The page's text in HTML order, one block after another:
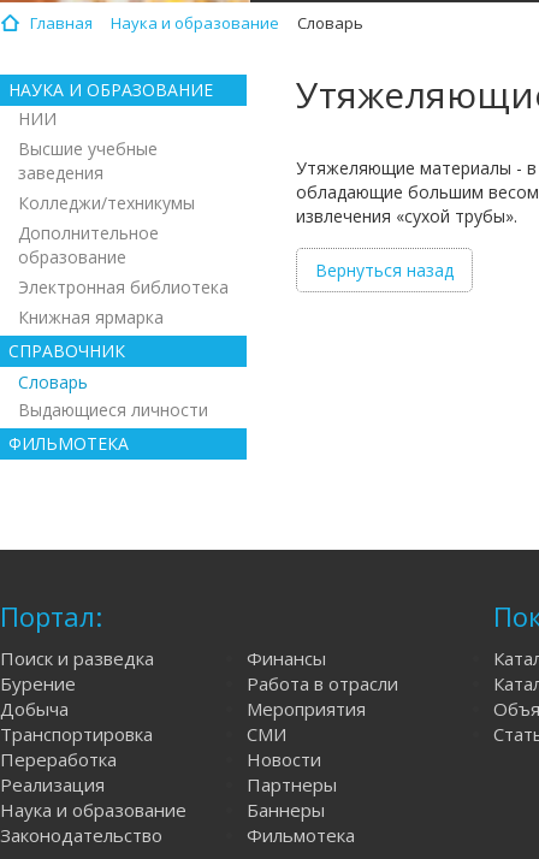
Главная Наука и образование Словарь
НАУКА И ОБРАЗОВАНИЕ
НИИ
Высшие учебные
заведения
Колледжи/техникумы
Дополнительное
образование
Электронная библиотека
Книжная ярмарка
СПРАВОЧНИК
Словарь
Выдающиеся личности
ФИЛЬМОТЕКА
Утяжеляющие материалы - в
обладающие большим весом,
извлечения «сухой трубы».
Вернуться назад
Портал:
Поиск и разведка
Бурение
Добыча
Транспортировка
Переработка
Реализация
Наука и образование
Законодательство
Финансы
Работа в отрасли
Мероприятия
СМИ
Новости
Партнеры
Баннеры
Фильмотека